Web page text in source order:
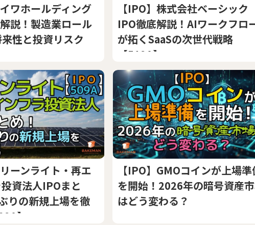
イワホールディング
説！製造業ロール
性と投資リスク
【IPO】株式会社ベーシック
IPO徹底解説！AIワークフロ
が拓くSaaSの次世代戦略
【519A】
ーンライト・再エ
資法人IPOまと
りの新規上場を徹
】
【IPO】GMOコインが上場
を開始！2026年の暗号資産
はどう変わる？